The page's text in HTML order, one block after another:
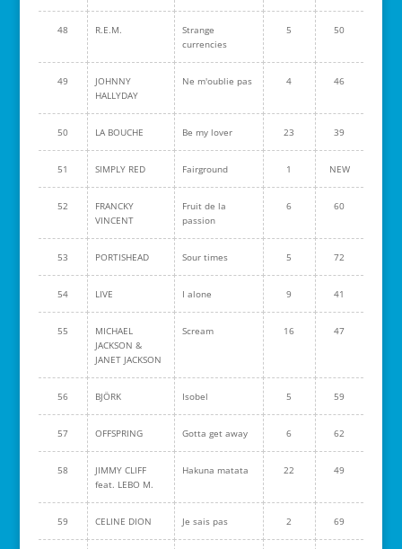
48 R.E.M.
Strange
currencies
5 50
49
JOHNNY
HALLYDAY
Ne m'oublie pas 4 46
50 LA BOUCHE Be my lover 23 39
51 SIMPLY RED Fairground 1 NEW
52
FRANCKY
VINCENT
Fruit de la
passion
6 60
53 PORTISHEAD Sour times 5 72
54 LIVE I alone 9 41
55
MICHAEL
JACKSON &
JANET JACKSON
Scream 16 47
56 BJÖRK Isobel 5 59
57 OFFSPRING Gotta get away 6 62
58
JIMMY CLIFF
feat. LEBO M.
Hakuna matata 22 49
59 CELINE DION Je sais pas 2 69